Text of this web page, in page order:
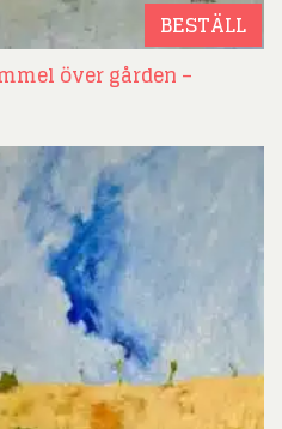
BESTÄLL
över gården –